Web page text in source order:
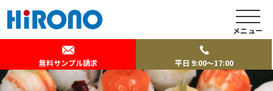
無料サンプル請求 平日 9:00～17:00
メニュー